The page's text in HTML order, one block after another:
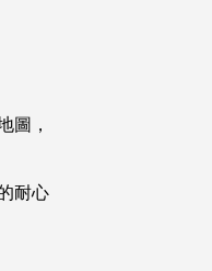
圖，
耐心